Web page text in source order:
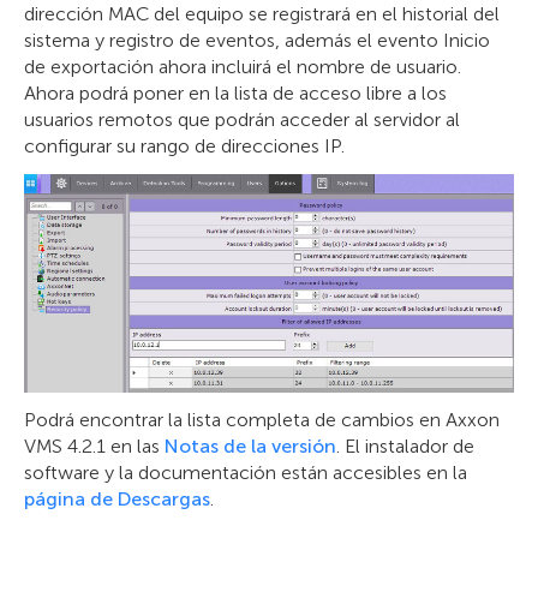
dirección MAC del equipo se registrará en el historial del
sistema y registro de eventos, además el evento Inicio
de exportación ahora incluirá el nombre de usuario.
Ahora podrá poner en la lista de acceso libre a los
usuarios remotos que podrán acceder al servidor al
configurar su rango de direcciones IP.
Podrá encontrar la lista completa de cambios en Axxon
VMS 4.2.1 en las Notas de la versión . El instalador de
software y la documentación están accesibles en la
página de Descargas